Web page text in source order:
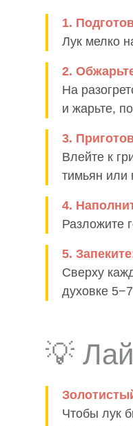
1.
Лук мелко
2.
На
и жарьте,
3.
Влейте к
тимьян или
4.
Разложите
5.
Сверху
духовке
💡
Чтобы лук